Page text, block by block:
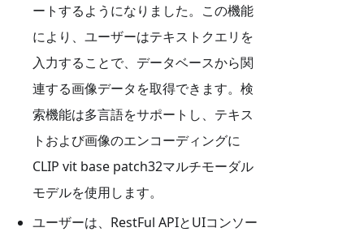
ートするようになりました。この機能
により、ユーザーはテキストクエリを
入力することで、データベースから関
連する画像データを取得できます。検
索機能は多言語をサポートし、テキス
トおよび画像のエンコーディングに
CLIP vit base patch32マルチモーダル
モデルを使用します。
ユーザーは、RestFul APIとUIコンソー